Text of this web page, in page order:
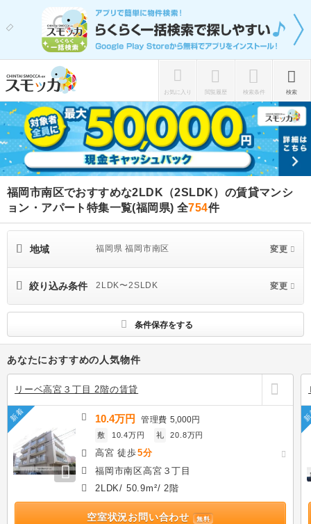
お気に入り 閲覧履歴 検索条件 検索
福岡市南区でおすすめな2LDK（2SLDK）の賃貸マンシ
ョン・アパート特集一覧(福岡県) 全754件
地域 福岡県 福岡市南区 変更
絞り込み条件 2LDK〜2SLDK 変更
条件保存をする
あなたにおすすめの人気物件
リーベ高宮３丁目 2階の賃貸
新着 10.4万円 管理費5,000円
敷 10.4万円 礼 20.8万円
高宮 徒歩5分
福岡市南区高宮３丁目
2LDK/ 50.9m²/ 2階
空室状況お問い合わせ 無料